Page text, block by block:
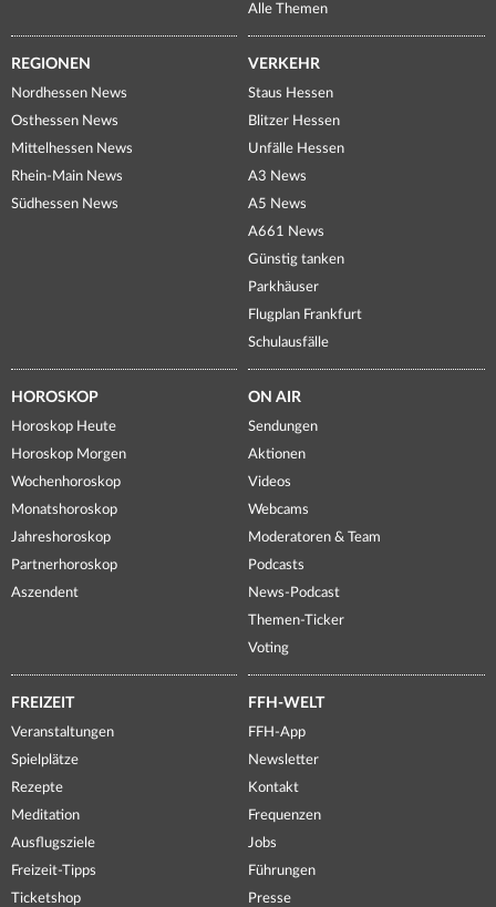
Alle Themen
REGIONEN
Nordhessen News
Osthessen News
Mittelhessen News
Rhein-Main News
Südhessen News
VERKEHR
Staus Hessen
Blitzer Hessen
Unfälle Hessen
A3 News
A5 News
A661 News
Günstig tanken
Parkhäuser
Flugplan Frankfurt
Schulausfälle
HOROSKOP
Horoskop Heute
Horoskop Morgen
Wochenhoroskop
Monatshoroskop
Jahreshoroskop
Partnerhoroskop
Aszendent
ON AIR
Sendungen
Aktionen
Videos
Webcams
Moderatoren & Team
Podcasts
News-Podcast
Themen-Ticker
Voting
FREIZEIT
Veranstaltungen
Spielplätze
Rezepte
Meditation
Ausflugsziele
Freizeit-Tipps
Ticketshop
FFH-WELT
FFH-App
Newsletter
Kontakt
Frequenzen
Jobs
Führungen
Presse